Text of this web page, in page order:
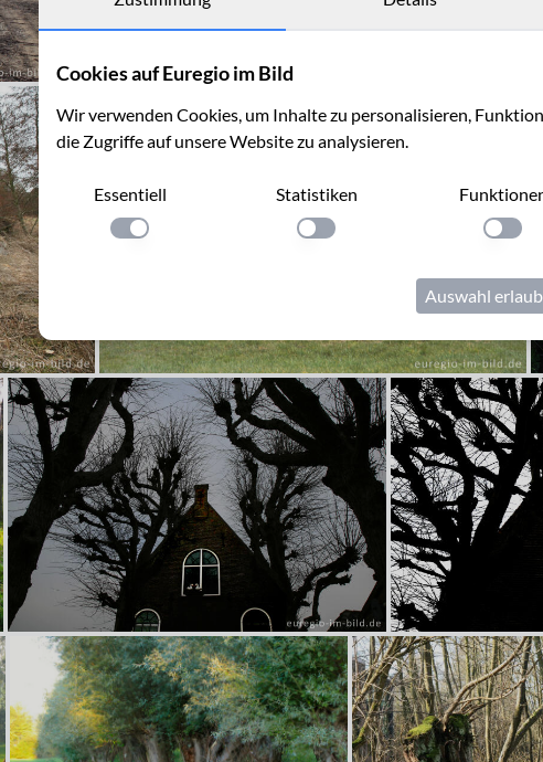
Cookies auf Euregio im Bild
Wir verwenden Cookies, um Inhalte zu personalisieren,
die Zugriffe auf unsere Website zu analysieren.
Essentiell
Einstellung anwenden
Statistiken
Einstellung anwenden
Auswahl